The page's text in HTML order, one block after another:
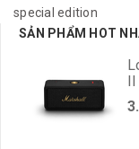
special edition
SẢN PHẨM HOT
II